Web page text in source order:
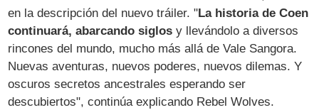
en la descripción del nuevo tráiler. "La historia de Coen
continuará, abarcando siglos y llevándolo a diversos
rincones del mundo, mucho más allá de Vale Sangora.
Nuevas aventuras, nuevos poderes, nuevos dilemas. Y
oscuros secretos ancestrales esperando ser
descubiertos", continúa explicando Rebel Wolves.